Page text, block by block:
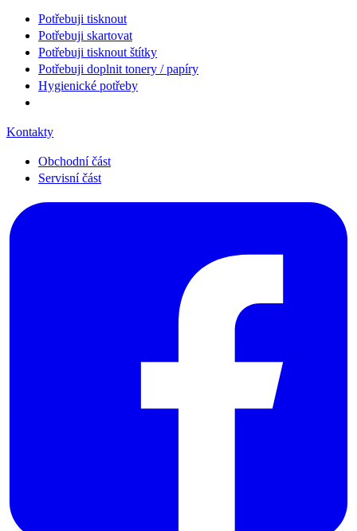
Potřebuji tisknout
Potřebuji skartovat
Potřebuji tisknout štítky
Potřebuji doplnit tonery / papíry
Hygienické potřeby
Kontakty
Obchodní část
Servisní část